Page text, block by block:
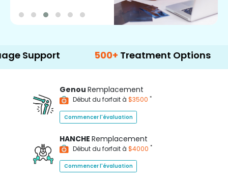
500+ Treatment Options
Genou Remplacement
Début du forfait à $3500 *
Commencer l'évaluation
HANCHE Remplacement
Début du forfait à $4000 *
Commencer l'évaluation